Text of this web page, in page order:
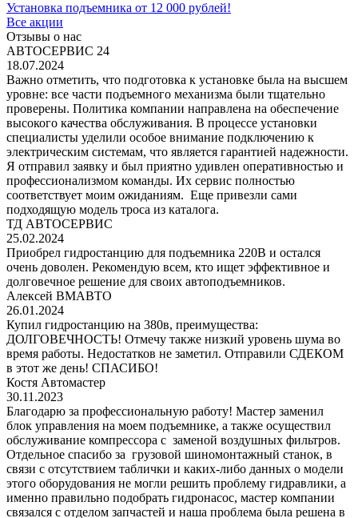
Установка подъемника от 12 000 рублей!
Все акции
Отзывы о нас
АВТОСЕРВИС 24
18.07.2024
Важно отметить, что подготовка к установке была на высшем
уровне: все части подъемного механизма были тщательно
проверены. Политика компании направлена на обеспечение
высокого качества обслуживания. В процессе установки
специалисты уделили особое внимание подключению к
электрическим системам, что является гарантией надежности.
Я отправил заявку и был приятно удивлен оперативностью и
профессионализмом команды. Их сервис полностью
соответствует моим ожиданиям. Еще привезли сами
подходящую модель троса из каталога.
ТД АВТОСЕРВИС
25.02.2024
Приобрел гидростанцию для подъемника 220В и остался
очень доволен. Рекомендую всем, кто ищет эффективное и
долговечное решение для своих автоподъемников.
Алексей ВМАВТО
26.01.2024
Купил гидростанцию на 380в, преимущества:
ДОЛГОВЕЧНОСТЬ! Отмечу также низкий уровень шума во
время работы. Недостатков не заметил. Отправили СДЕКОМ
в этот же день! СПАСИБО!
Костя Автомастер
30.11.2023
Благодарю за профессиональную работу! Мастер заменил
блок управления на моем подъемнике, а также осуществил
обслуживание компрессора с заменой воздушных фильтров.
Отдельное спасибо за грузовой шиномонтажный станок, в
связи с отсутствием таблички и каких-либо данных о модели
этого оборудования не могли решить проблему гидравлики, а
именно правильно подобрать гидронасос, мастер компании
связался с отделом запчастей и наша проблема была решена в